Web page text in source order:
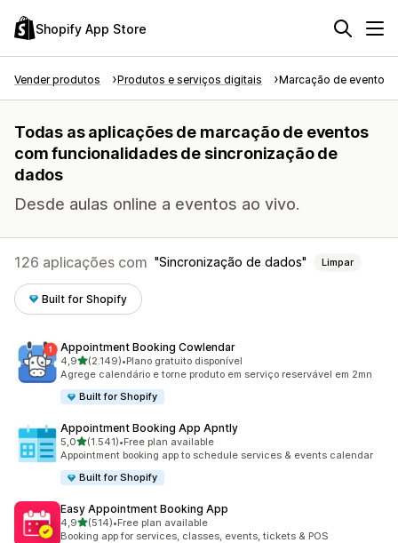
Shopify App Store
Vender produtos Produtos e serviços digitais Marcação de eventos
Todas as aplicações de marcação de eventos
com funcionalidades de sincronização de
dados
Desde aulas online a eventos ao vivo.
126 aplicações com Sincronização de dados Limpar
Built for Shopify
Appointment Booking Cowlendar
4,9de 5 estrelas
(2.149)
2149 total de avaliações
•Plano gratuito disponível
Agrege calendário e torne produto em serviço reservável em 2mn
Built for Shopify
Appointment Booking App Apntly
5,0de 5 estrelas
(1.541)
1541 total de avaliações
•Free plan available
Appointment booking app to schedule services & events calendar
Built for Shopify
Easy Appointment Booking App
4,9de 5 estrelas
(514)
514 total de avaliações
•Free plan available
Booking app for services, classes, events, tickets & POS